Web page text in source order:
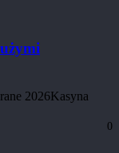
2026Kasyna
0